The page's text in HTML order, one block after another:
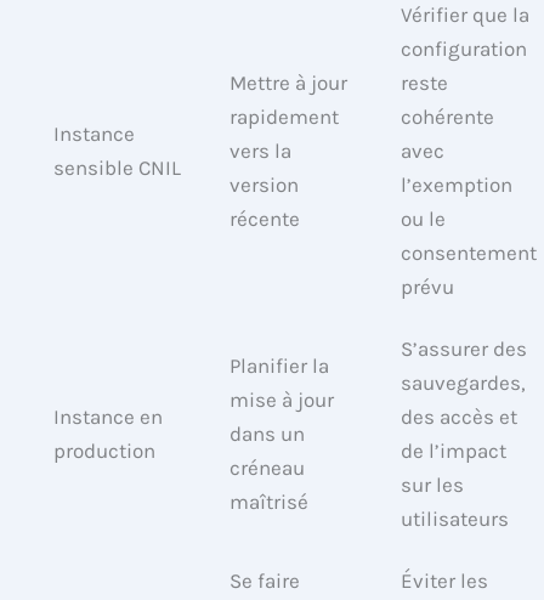
Instance
sensible CNIL
Mettre à jour
rapidement
vers la
version
récente
Vérifier que la
configuration
reste
cohérente
avec
l’exemption
ou le
consentement
prévu
Instance en
production
Planifier la
mise à jour
dans un
créneau
maîtrisé
S’assurer des
sauvegardes,
des accès et
de l’impact
sur les
utilisateurs
Se faire
Éviter les